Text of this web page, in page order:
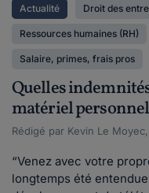
Actualité Droit des
Ressources humaines (RH)
Salaire, primes, frais pros
Quelles
matériel
Rédigé par Kevin Le
“Venez avec votre
longtemps été